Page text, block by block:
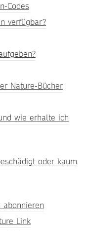
Codes
verfügbar?
Nature-Bücher
wie erhalte ich
oder kaum
Link